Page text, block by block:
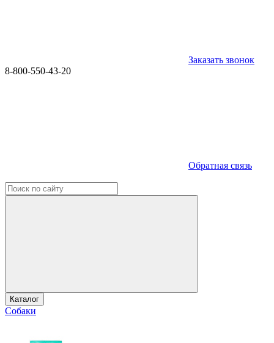
Заказать звонок
8-800-550-43-20
Обратная связь
Каталог
Собаки